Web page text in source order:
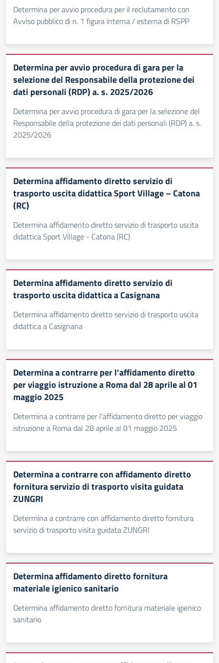
Determina per avvio procedura per il reclutamento con
Avviso pubblico di n. 1 figura interna / esterna di RSPP
Determina per avvio procedura di gara per la
selezione del Responsabile della protezione dei
dati personali (RDP) a. s. 2025/2026
Determina per avvio procedura di gara per la selezione del
Responsabile della protezione dei dati personali (RDP) a. s.
2025/2026
Determina affidamento diretto servizio di
trasporto uscita didattica Sport Village – Catona
(RC)
Determina affidamento diretto servizio di trasporto uscita
didattica Sport Village - Catona (RC)
Determina affidamento diretto servizio di
trasporto uscita didattica a Casignana
Determina affidamento diretto servizio di trasporto uscita
didattica a Casignana
Determina a contrarre per l’affidamento diretto
per viaggio istruzione a Roma dal 28 aprile al 01
maggio 2025
Determina a contrarre per l'affidamento diretto per viaggio
istruzione a Roma dal 28 aprile al 01 maggio 2025
Determina a contrarre con affidamento diretto
fornitura servizio di trasporto visita guidata
ZUNGRI
Determina a contrarre con affidamento diretto fornitura
servizio di trasporto visita guidata ZUNGRI
Determina affidamento diretto fornitura
materiale igienico sanitario
Determina affidamento diretto fornitura materiale igienico
sanitario